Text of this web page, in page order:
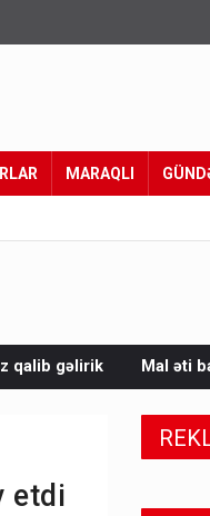
MARAQLI
bahalaşıb - VİDEO
etdi